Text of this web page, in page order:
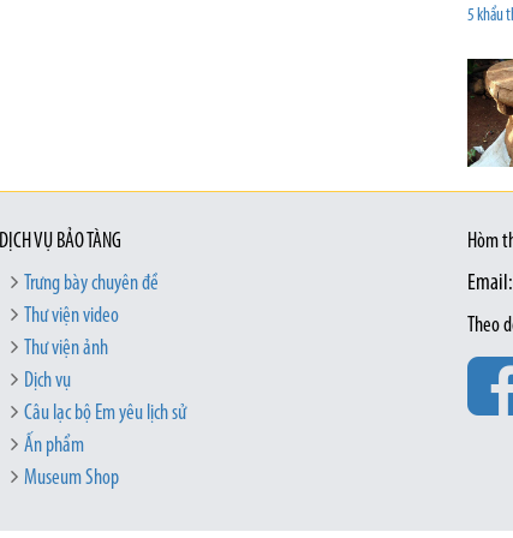
5 khẩu
DỊCH VỤ BẢO TÀNG
Trưng bày chuyên đề
Thư viện video
Thư viện ảnh
Dịch vụ
Câu lạc bộ Em yêu lịch sử
Ấn phẩm
Museum Shop
Hòm
Theo